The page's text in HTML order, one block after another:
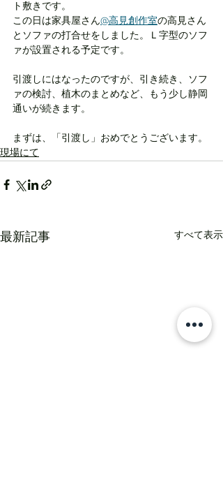
ト敷きです。
この日は家具屋さん@高見創作室の高見さん
とソファの打合せをしました。Ｌ字型のソフ
ァが設置される予定です。
引渡しにはなったのですが、引き続き、ソフ
ァの検討、植木のまとめなど、もう少し静岡
通いが続きます。
まずは、「引渡し」おめでとうございます。
現場にて
最新記事 すべて表示